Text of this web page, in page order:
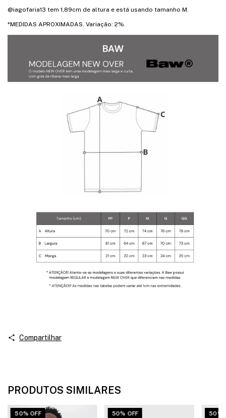
@iagofaria13 tem 1,89cm de altura e está usando tamanho M.
*MEDIDAS APROXIMADAS. Variação: 2%.
Compartilhar
PRODUTOS SIMILARES
50% OFF 50% OFF 50%